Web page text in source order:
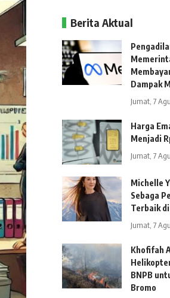
Berita Aktual
Dampak
Jumat, 7
Harga
Menjadi
Jumat, 7
Michelle
Sebaga
Terbaik di
Jumat, 7
Khofifah
BNPB
Bromo